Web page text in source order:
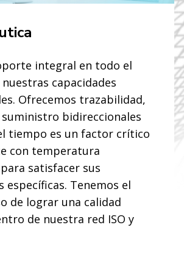
integral en todo el
capacidades
Ofrecemos trazabilidad,
suministro bidireccionales
tiempo es un factor crítico
con temperatura
satisfacer sus
específicas. Tenemos el
de lograr una calidad
de nuestra red ISO y